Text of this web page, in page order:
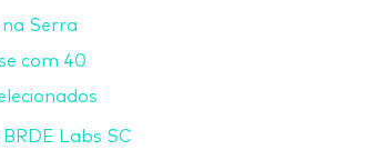
Serra
com 40
Labs SC